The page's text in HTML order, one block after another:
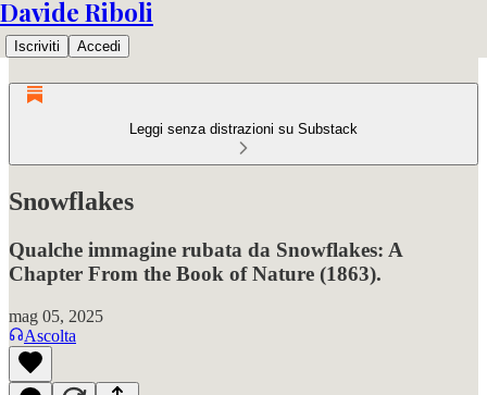
Davide Riboli
Iscriviti Accedi
Leggi senza distrazioni su Substack
Snowflakes
Qualche immagine rubata da Snowflakes: A
Chapter From the Book of Nature (1863).
mag 05, 2025
Ascolta